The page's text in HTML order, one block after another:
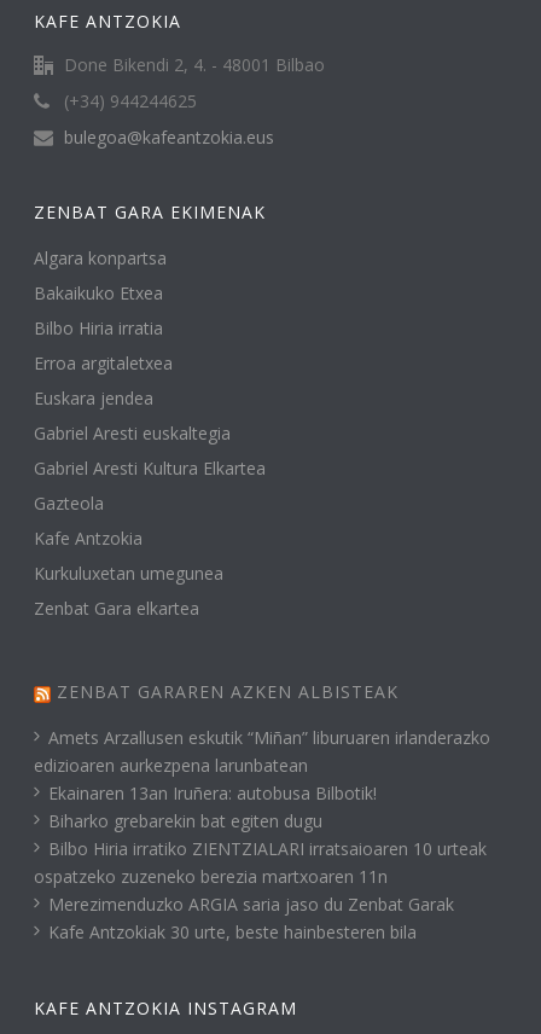
KAFE ANTZOKIA
Done Bikendi 2, 4. - 48001 Bilbao
(+34) 944244625
bulegoa@kafeantzokia.eus
ZENBAT GARA EKIMENAK
Algara konpartsa
Bakaikuko Etxea
Bilbo Hiria irratia
Erroa argitaletxea
Euskara jendea
Gabriel Aresti euskaltegia
Gabriel Aresti Kultura Elkartea
Gazteola
Kafe Antzokia
Kurkuluxetan umegunea
Zenbat Gara elkartea
ZENBAT GARAREN AZKEN ALBISTEAK
Amets Arzallusen eskutik “Miñan” liburuaren irlanderazko
edizioaren aurkezpena larunbatean
Ekainaren 13an Iruñera: autobusa Bilbotik!
Biharko grebarekin bat egiten dugu
Bilbo Hiria irratiko ZIENTZIALARI irratsaioaren 10 urteak
ospatzeko zuzeneko berezia martxoaren 11n
Merezimenduzko ARGIA saria jaso du Zenbat Garak
Kafe Antzokiak 30 urte, beste hainbesteren bila
KAFE ANTZOKIA INSTAGRAM